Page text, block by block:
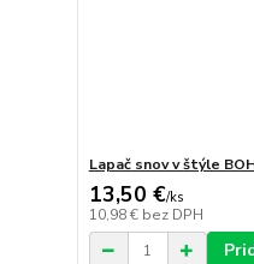
Lapač snov v štýle
13,50 €/ks
10,98 € bez DPH